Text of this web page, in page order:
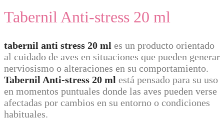
Tabernil Anti-stress 20 ml
tabernil anti stress 20 ml es un producto orientado
al cuidado de aves en situaciones que pueden generar
nerviosismo o alteraciones en su comportamiento.
Tabernil Anti-stress 20 ml está pensado para su uso
en momentos puntuales donde las aves pueden verse
afectadas por cambios en su entorno o condiciones
habituales.